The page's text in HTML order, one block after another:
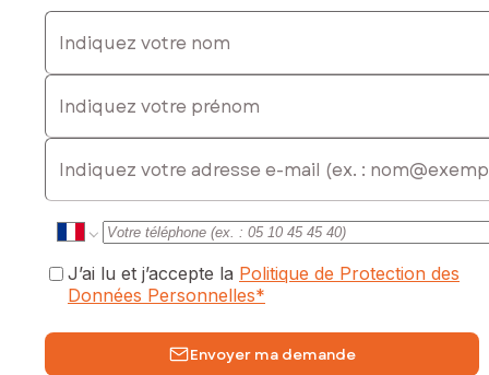
Indiquez votre nom
Indiquez votre prénom
E-mail
J’ai lu et j’accepte la Politique de Protection des
Données Personnelles*
Envoyer ma demande